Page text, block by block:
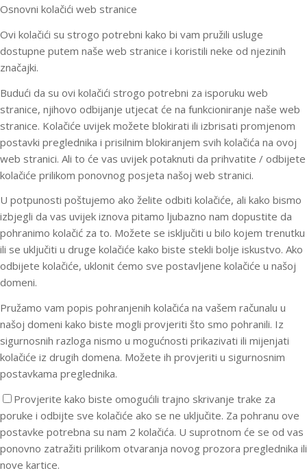
Osnovni kolačići web stranice
Ovi kolačići su strogo potrebni kako bi vam pružili usluge
dostupne putem naše web stranice i koristili neke od njezinih
značajki.
Budući da su ovi kolačići strogo potrebni za isporuku web
stranice, njihovo odbijanje utjecat će na funkcioniranje naše web
stranice. Kolačiće uvijek možete blokirati ili izbrisati promjenom
postavki preglednika i prisilnim blokiranjem svih kolačića na ovoj
web stranici. Ali to će vas uvijek potaknuti da prihvatite / odbijete
kolačiće prilikom ponovnog posjeta našoj web stranici.
U potpunosti poštujemo ako želite odbiti kolačiće, ali kako bismo
izbjegli da vas uvijek iznova pitamo ljubazno nam dopustite da
pohranimo kolačić za to. Možete se isključiti u bilo kojem trenutku
ili se uključiti u druge kolačiće kako biste stekli bolje iskustvo. Ako
odbijete kolačiće, uklonit ćemo sve postavljene kolačiće u našoj
domeni.
Pružamo vam popis pohranjenih kolačića na vašem računalu u
našoj domeni kako biste mogli provjeriti što smo pohranili. Iz
sigurnosnih razloga nismo u mogućnosti prikazivati ili mijenjati
kolačiće iz drugih domena. Možete ih provjeriti u sigurnosnim
postavkama preglednika.
Provjerite kako biste omogućili trajno skrivanje trake za
poruke i odbijte sve kolačiće ako se ne uključite. Za pohranu ove
postavke potrebna su nam 2 kolačića. U suprotnom će se od vas
ponovno zatražiti prilikom otvaranja novog prozora preglednika ili
nove kartice.